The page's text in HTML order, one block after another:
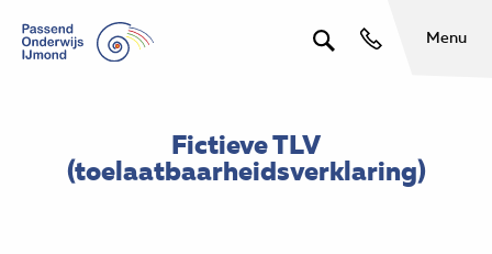
Menu
Fictieve TLV
(toelaatbaarheidsverklaring)